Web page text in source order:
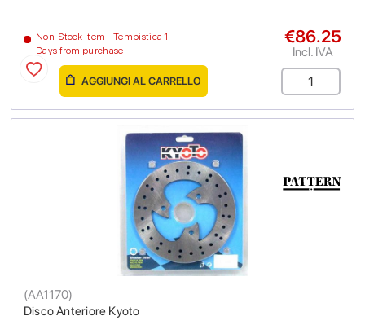
Non-Stock Item - Tempistica 1
Days from purchase
€86.25
Incl. IVA
AGGIUNGI AL CARRELLO
Disco Anteriore Kyoto
(AA1170)